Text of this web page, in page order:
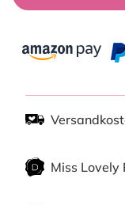
Miss Lovely